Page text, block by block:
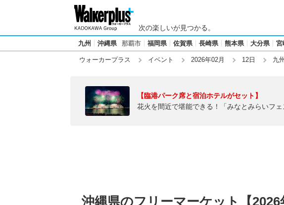
次の楽しいが見つかる。
九州 沖縄県 那覇市 福岡県 佐賀県 長崎県 熊本県 大分県 宮
ウォーカープラス イベント 2026年02月 12日 九
【臨港パーク席と宿泊ホテルがセット】
花火を間近で堪能できる！「みなとみらいフ
沖縄県のフリーマーケット【2026